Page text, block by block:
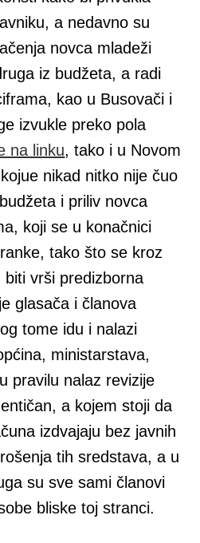
a nedavno su
novca mladeži
iz budžeta, a radi
kao u Busovači i
izvukle preko pola
na linku, tako i u Novom
nikad nitko nije čuo
i priliv novca
koji se u konačnici
tako što se kroz
vrši predizborna
glasača i članova
tome idu i nalazi
ministarstava,
pravilu nalaz revizije
a kojem stoji da
izdvajaju bez javnih
tih sredstava, a u
su sve sami članovi
bliske toj stranci.